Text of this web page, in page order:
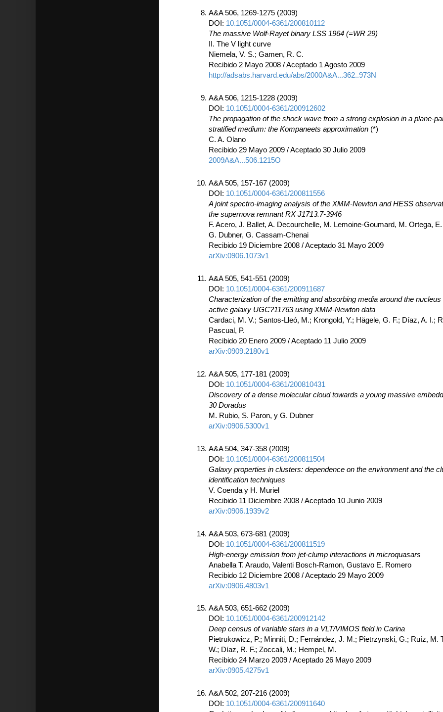
A&A 506, 1269-1275 (2009)
DOI: 10.1051/0004-6361/200810112
The massive Wolf-Rayet binary LSS 1964 (=WR 29)
II. The V light curve
Niemela, V. S.; Gamen, R. C.
Recibido 2 Mayo 2008 / Aceptado 1 Agosto 2009
http://adsabs.harvard.edu/abs/2000A&A...362..973N
A&A 506, 1215-1228 (2009)
DOI: 10.1051/0004-6361/200912602
The propagation of the shock wave from a strong explosion in a plane-
stratified medium: the Kompaneets approximation (*)
C. A. Olano
Recibido 29 Mayo 2009 / Aceptado 30 Julio 2009
2009A&A...506.1215O
A&A 505, 157-167 (2009)
DOI: 10.1051/0004-6361/200811556
A joint spectro-imaging analysis of the XMM-Newton and HESS
the supernova remnant RX J1713.7-3946
F. Acero, J. Ballet, A. Decourchelle, M. Lemoine-Goumard, M. Ortega,
G. Dubner, G. Cassam-Chenai
Recibido 19 Diciembre 2008 / Aceptado 31 Mayo 2009
arXiv:0906.1073v1
A&A 505, 541-551 (2009)
DOI: 10.1051/0004-6361/200911687
Characterization of the emitting and absorbing media around the nucleus
active galaxy UGC?11763 using XMM-Newton data
Cardaci, M. V.; Santos-Lleó, M.; Krongold, Y.; Hägele, G. F.; Díaz, A. I.;
Pascual, P.
Recibido 20 Enero 2009 / Aceptado 11 Julio 2009
arXiv:0909.2180v1
A&A 505, 177-181 (2009)
DOI: 10.1051/0004-6361/200810431
Discovery of a dense molecular cloud towards a young massive
30 Doradus
M. Rubio, S. Paron, y G. Dubner
arXiv:0906.5300v1
A&A 504, 347-358 (2009)
DOI: 10.1051/0004-6361/200811504
Galaxy properties in clusters: dependence on the environment and the
identification techniques
V. Coenda y H. Muriel
Recibido 11 Diciembre 2008 / Aceptado 10 Junio 2009
arXiv:0906.1939v2
A&A 503, 673-681 (2009)
DOI: 10.1051/0004-6361/200811519
High-energy emission from jet-clump interactions in microquasars
Anabella T. Araudo, Valenti Bosch-Ramon, Gustavo E. Romero
Recibido 12 Diciembre 2008 / Aceptado 29 Mayo 2009
arXiv:0906.4803v1
A&A 503, 651-662 (2009)
DOI: 10.1051/0004-6361/200912142
Deep census of variable stars in a VLT/VIMOS field in Carina
Pietrukowicz, P.; Minniti, D.; Fernández, J. M.; Pietrzynski, G.; Ruíz, M.
W.; Díaz, R. F.; Zoccali, M.; Hempel, M.
Recibido 24 Marzo 2009 / Aceptado 26 Mayo 2009
arXiv:0905.4275v1
A&A 502, 207-216 (2009)
DOI: 10.1051/0004-6361/200911640